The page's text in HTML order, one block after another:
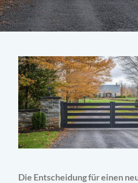
Die Entscheidung für einen